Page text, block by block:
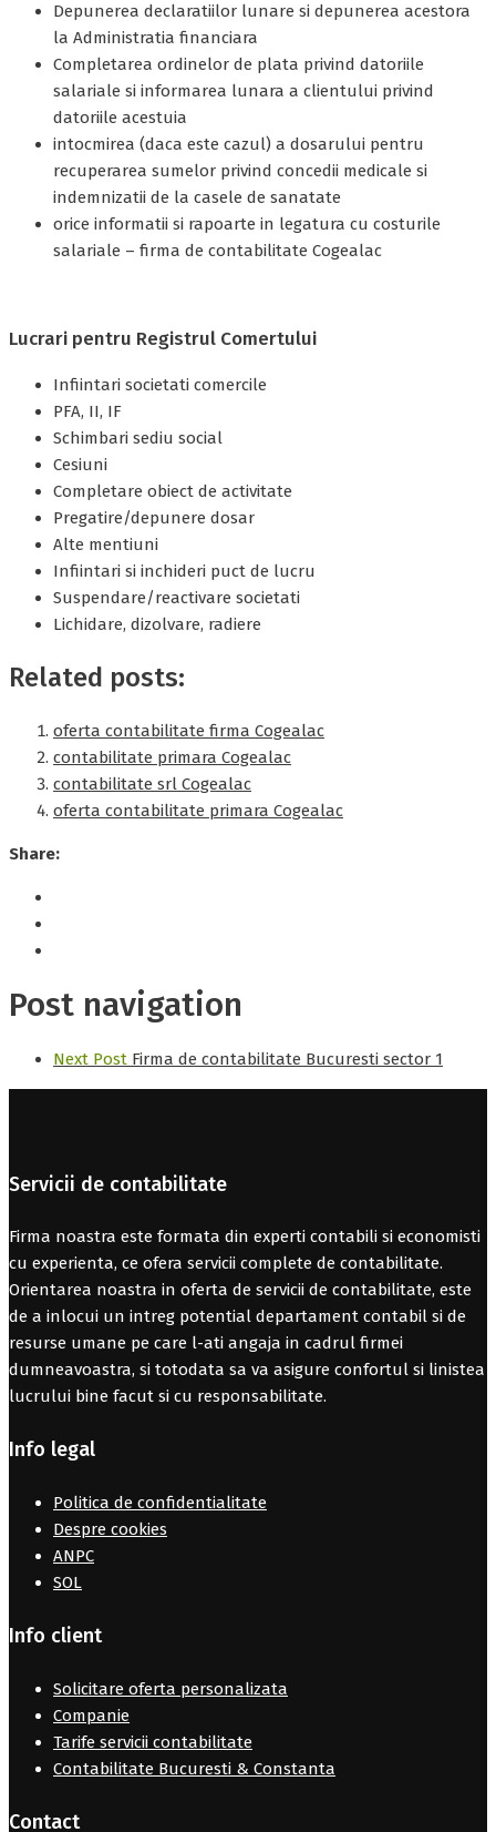
Depunerea declaratiilor lunare si depunerea acestora
la Administratia financiara
Completarea ordinelor de plata privind datoriile
salariale si informarea lunara a clientului privind
datoriile acestuia
intocmirea (daca este cazul) a dosarului pentru
recuperarea sumelor privind concedii medicale si
indemnizatii de la casele de sanatate
orice informatii si rapoarte in legatura cu costurile
salariale – firma de contabilitate Cogealac
Lucrari pentru Registrul Comertului
Infiintari societati comercile
PFA, II, IF
Schimbari sediu social
Cesiuni
Completare obiect de activitate
Pregatire/depunere dosar
Alte mentiuni
Infiintari si inchideri puct de lucru
Suspendare/reactivare societati
Lichidare, dizolvare, radiere
Related posts:
oferta contabilitate firma Cogealac
contabilitate primara Cogealac
contabilitate srl Cogealac
oferta contabilitate primara Cogealac
Share:
Post navigation
Next Post Firma de contabilitate Bucuresti sector 1
Servicii de contabilitate
Firma noastra este formata din experti contabili si economisti
cu experienta, ce ofera servicii complete de contabilitate.
Orientarea noastra in oferta de servicii de contabilitate, este
de a inlocui un intreg potential departament contabil si de
resurse umane pe care l-ati angaja in cadrul firmei
dumneavoastra, si totodata sa va asigure confortul si linistea
lucrului bine facut si cu responsabilitate.
Info legal
Politica de confidentialitate
Despre cookies
ANPC
SOL
Info client
Solicitare oferta personalizata
Companie
Tarife servicii contabilitate
Contabilitate Bucuresti & Constanta
Contact